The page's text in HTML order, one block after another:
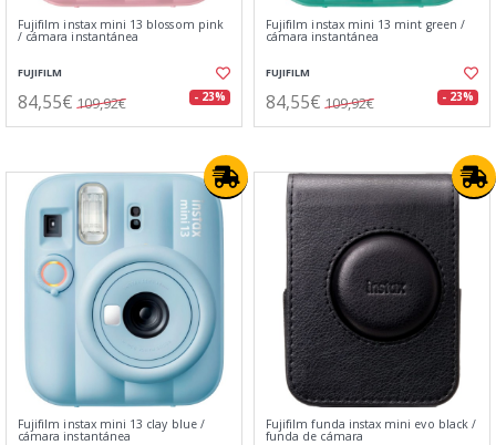
Fujifilm instax mini 13 blossom pink
/ cámara instantánea
FUJIFILM
84,55€ 109,92€ - 23%
Fujifilm instax mini 13 mint green /
cámara instantánea
FUJIFILM
84,55€ 109,92€ - 23%
Fujifilm instax mini 13 clay blue /
cámara instantánea
Fujifilm funda instax mini evo black /
funda de cámara